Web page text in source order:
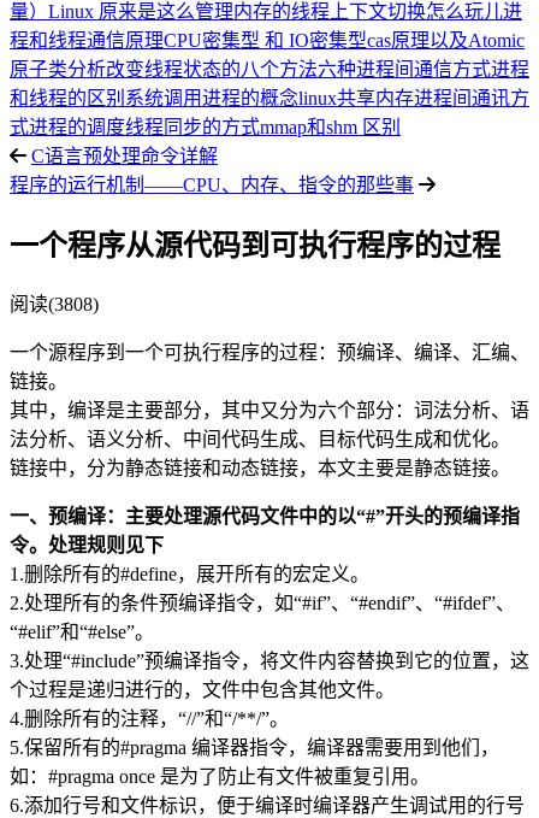
量） Linux 原来是这么管理内存的线程上下文切换怎么玩儿进
程和线程通信原理CPU密集型 和 IO密集型cas原理以及Atomic
原子类分析改变线程状态的八个方法六种进程间通信方式进程
和线程的区别 系统调用进程的概念linux共享内存进程间通讯方
式进程的调度线程同步的方式mmap和shm 区别
C语言预处理命令详解
程序的运行机制——CPU、内存、指令的那些事
一个程序从源代码到可执行程序的过程
阅读(3808)
一个源程序到一个可执行程序的过程：预编译、编译、汇编、
链接。
其中，编译是主要部分，其中又分为六个部分：词法分析、语
法分析、语义分析、中间代码生成、目标代码生成和优化。
链接中，分为静态链接和动态链接，本文主要是静态链接。
一、预编译：主要处理源代码文件中的以“#”开头的预编译指
令。处理规则见下
1.删除所有的#define，展开所有的宏定义。
2.处理所有的条件预编译指令，如“#if”、“#endif”、“#ifdef”、
“#elif”和“#else”。
3.处理“#include”预编译指令，将文件内容替换到它的位置，这
个过程是递归进行的，文件中包含其他文件。
4.删除所有的注释，“//”和“/**/”。
5.保留所有的#pragma 编译器指令，编译器需要用到他们，
如：#pragma once 是为了防止有文件被重复引用。
6.添加行号和文件标识，便于编译时编译器产生调试用的行号